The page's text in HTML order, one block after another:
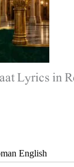
Lyrics in
English